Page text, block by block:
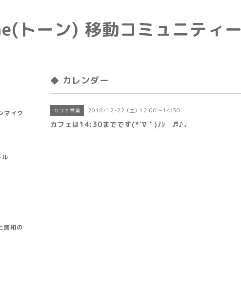
トーン) 移動コミュニティー
◆ カレンダー
カフェ営業 2018-12-22 (土) 12:00～14:30
カフェは14:30までです(*´∇｀)ﾉｼ ♬♪♩
イク
ル
調和の